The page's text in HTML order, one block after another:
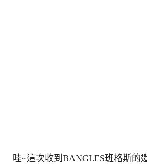
哇~這次收到BANGLES班格斯的